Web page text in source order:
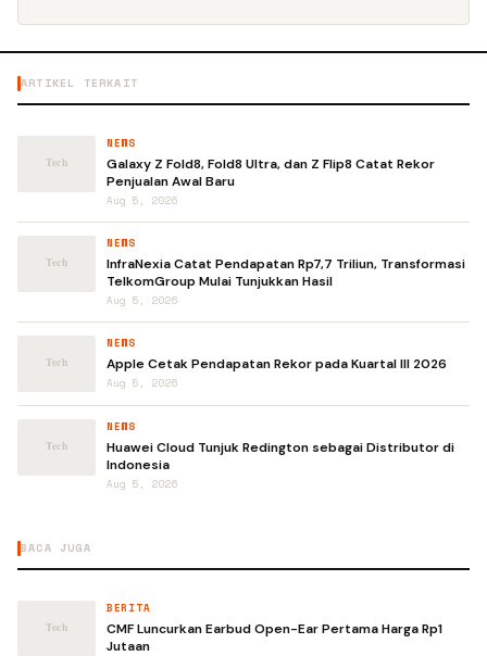
ARTIKEL TERKAIT
NEWS
Galaxy Z Fold8, Fold8 Ultra, dan Z Flip8 Catat Rekor
Penjualan Awal Baru
Aug 5, 2026
NEWS
InfraNexia Catat Pendapatan Rp7,7 Triliun, Transformasi
TelkomGroup Mulai Tunjukkan Hasil
Aug 5, 2026
NEWS
Apple Cetak Pendapatan Rekor pada Kuartal III 2026
Aug 5, 2026
NEWS
Huawei Cloud Tunjuk Redington sebagai Distributor di
Indonesia
Aug 5, 2026
BACA JUGA
BERITA
CMF Luncurkan Earbud Open-Ear Pertama Harga Rp1
Jutaan